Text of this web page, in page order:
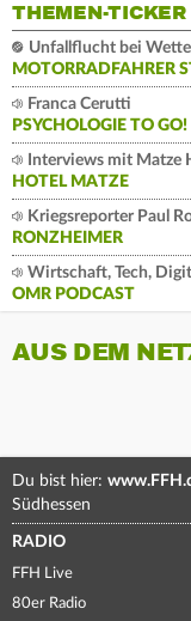
THEMEN-TICKER
Unfallflucht bei
MOTORRADFAHRER
Franca Cerutti
PSYCHOLOGIE TO GO!
Interviews mit Matze
HOTEL MATZE
Kriegsreporter Paul
RONZHEIMER
Wirtschaft, Tech,
OMR PODCAST
AUS DEM
Du bist hier:
Südhessen
RADIO
FFH Live
80er Radio